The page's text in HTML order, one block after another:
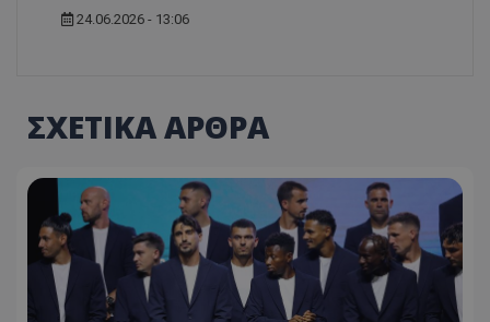
24.06.2026 - 13:06
ΣΧΕΤΙΚΑ ΑΡΘΡΑ